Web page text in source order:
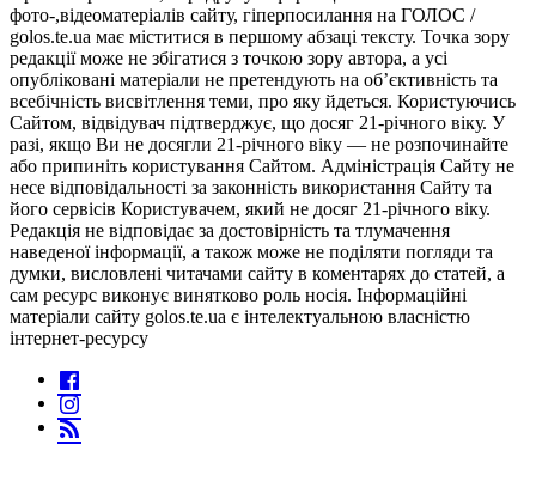
фото-,відеоматеріалів сайту, гіперпосилання на ГОЛОС /
golos.te.ua має міститися в першому абзаці тексту. Точка зору
редакції може не збігатися з точкою зору автора, а усі
опубліковані матеріали не претендують на об’єктивність та
всебічність висвітлення теми, про яку йдеться. Користуючись
Сайтом, відвідувач підтверджує, що досяг 21-річного віку. У
разі, якщо Ви не досягли 21-річного віку — не розпочинайте
або припиніть користування Сайтом. Адміністрація Сайту не
несе відповідальності за законність використання Сайту та
його сервісів Користувачем, який не досяг 21-річного віку.
Редакція не відповідає за достовірність та тлумачення
наведеної інформації, а також може не поділяти погляди та
думки, висловлені читачами сайту в коментарях до статей, а
сам ресурс виконує винятково роль носія. Інформаційні
матеріали сайту golos.te.ua є інтелектуальною власністю
інтернет-ресурсу